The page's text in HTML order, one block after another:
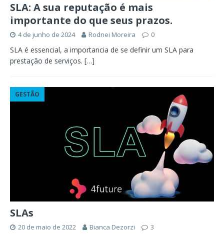
SLA: A sua reputação é mais
importante do que seus prazos.
4 de junho de 2024 Rodnei Moreira 0
SLA é essencial, a importancia de se definir um SLA para
prestação de serviços. […]
GESTÃO
SLAs
20 de maio de 2022 Bianca Dezorzi 3